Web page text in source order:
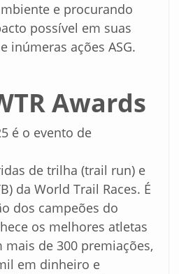
e procurando
possível em suas
inúmeras ações ASG.
Awards
é o evento de
de trilha (trail run) e
da World Trail Races. É
dos campeões do
os melhores atletas
de 300 premiações,
em dinheiro e